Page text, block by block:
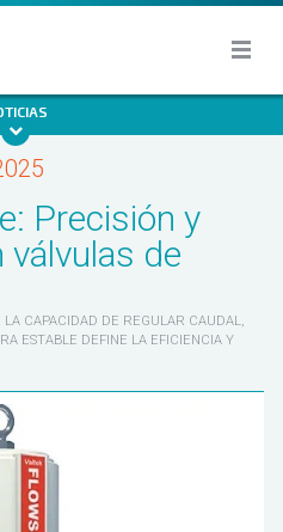
Precisión y
válvulas de
CAPACIDAD DE REGULAR CAUDAL,
ESTABLE DEFINE LA EFICIENCIA Y